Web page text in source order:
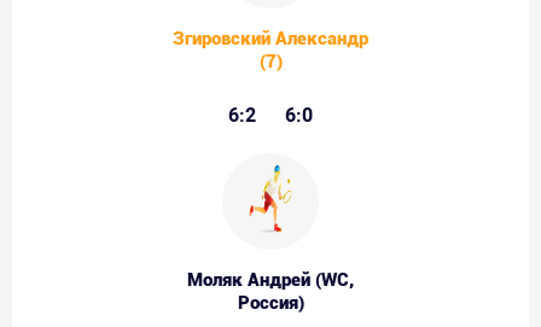
Згировский Александр
(7)
6:2 6:0
Моляк Андрей (WC,
Россия)